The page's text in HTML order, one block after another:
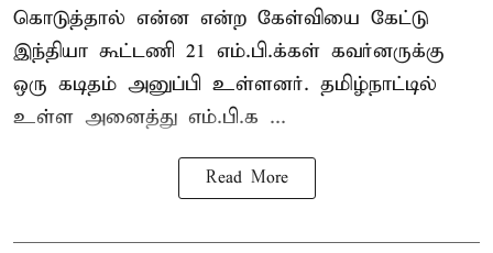
கொடுத்தால் என்ன என்ற கேள்வியை கேட்டு
இந்தியா கூட்டணி 21 எம்.பி.க்கள் கவர்னருக்கு
ஒரு கடிதம் அனுப்பி உள்ளனர். தமிழ்நாட்டில்
உள்ள அனைத்து எம்.பி.க ...
Read More